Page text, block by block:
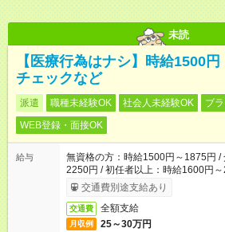
未読
【医療行為はナシ】時給1500
チェックなど
派遣 職種未経験OK 社会人未経験OK
ブ
WEB登録・面接OK
給与
無資格の方：時給1500円～1875円 /
2250円 / 初任者以上：時給1600円～
交通費別途支給あり
交通費 全額支給
月収例 25～30万円